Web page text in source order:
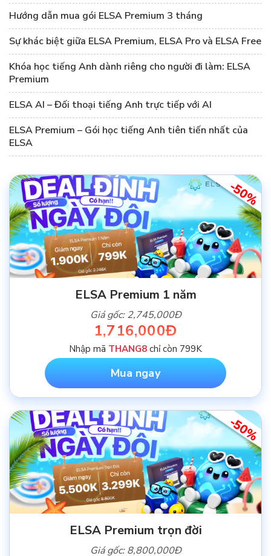
Hướng dẫn mua gói ELSA Premium 3 tháng
Sự khác biệt giữa ELSA Premium, ELSA Pro và ELSA Free
Khóa học tiếng Anh dành riêng cho người đi làm: ELSA
Premium
ELSA AI – Đối thoại tiếng Anh trực tiếp với AI
ELSA Premium – Gói học tiếng Anh tiên tiến nhất của
ELSA
-50%
ELSA Premium 1 năm
Giá gốc: 2,745,000Đ
1,716,000Đ
Nhập mã THANG8 chỉ còn 799K
Mua ngay
-50%
ELSA Premium trọn đời
Giá gốc: 8,800,000Đ